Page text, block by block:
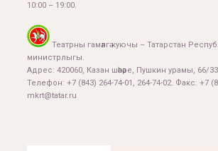
10:00 – 19:00.
Театрны гамәлгә куючы – Татарстан
министрлыгы.
Адрес: 420060, Казан шәһәре, Пушкин урамы, 66/33
Телефон: +7 (843) 264-74-01, 264-74-02. Факс: +7
mkrt@tatar.ru